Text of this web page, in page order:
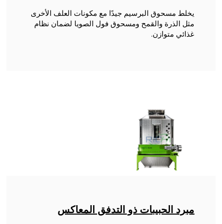
يخلط مسحوق البرسيم جيدًا مع مكونات العلف الأخرى
مثل الذرة والقمح ومسحوق فول الصويا لضمان نظام
غذائي متوازن.
مبرد الحبيبات ذو التدفق المعاكس